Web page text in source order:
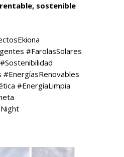
sostenible
#FarolasSolares
#EnergíaLimpia